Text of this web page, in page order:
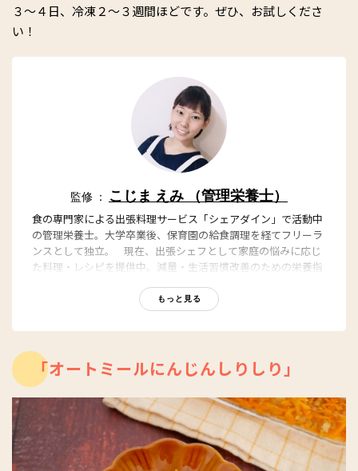
３～４日、冷凍２～３週間ほどです。ぜひ、お試しくださ
い！
監修 ： こじま えみ （管理栄養士）
食の専門家による出張料理サービス「シェアダイン」で活動中
の管理栄養士。大学卒業後、保育園の給食調理を経てフリーラ
ンスとして独立。 現在、出張シェフとして家庭の悩みに応じ
た料理・レシピを提供中。減量・生活習慣改善のための栄養指
もっと見る
「オートミールにんじんしりしり」